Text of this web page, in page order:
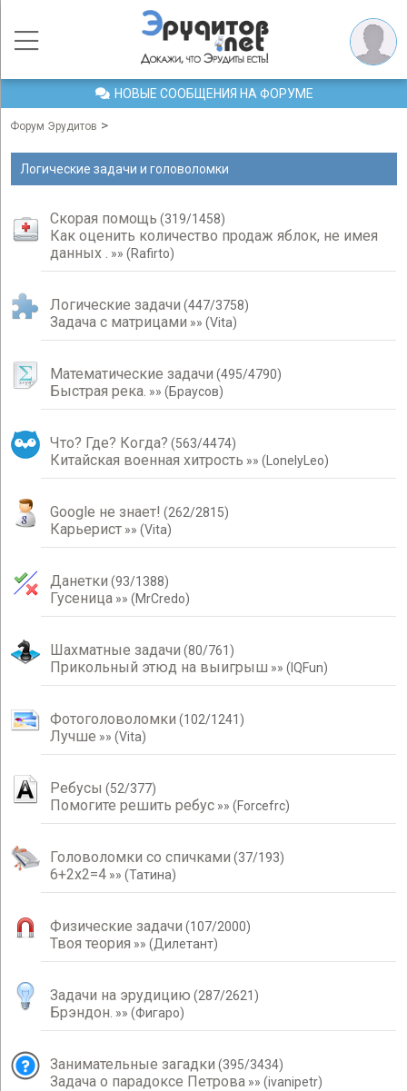
НОВЫЕ СООБЩЕНИЯ НА ФОРУМЕ
Форум Эрудитов >
Логические задачи и головоломки
Скорая помощь (319/1458)
Как оценить количество продаж яблок, не имея
данных . »» (Rafirto)
Логические задачи (447/3758)
Задача с матрицами »» (Vita)
Математические задачи (495/4790)
Быстрая река. »» (Браусов)
Что? Где? Когда? (563/4474)
Китайская военная хитрость »» ( LonelyLeo)
Google не знает! (262/2815)
Карьерист »» (Vita)
Данетки (93/1388)
Гусеница »» (MrCredo)
Шахматные задачи (80/761 )
Прикольный этюд на выигрыш »» ( IQFun)
Фотоголоволомки (102/1241 )
Лучше »» (Vita)
Ребусы (52/377)
Помогите решить ребус »» (Forcefrc)
Головоломки со спичками (37/193)
6+2х2=4 »» (Татина)
Физические задачи (107/2000)
Твоя теория »» (Дилетант)
Задачи на эрудицию (287/2621 )
Брэндон. »» (Фигаро)
Занимательные загадки (395/3434)
Задача о парадоксе Петрова »» (ivanipetr)